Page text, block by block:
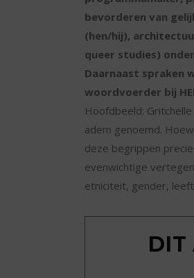
bevorderen van
(hen/hij),
queer studies)
Daarnaast spraken
woordvoerder bij
Hoofdbeeld:
adem genoemd.
deze begrippen
evenwichtige
etniciteit, gender,
DIT